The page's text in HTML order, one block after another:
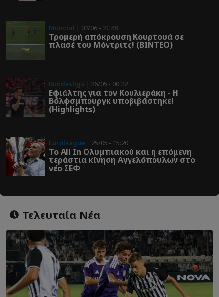
Mundial | 02/06 - 20:48
Τρομερή απόκρουση Κουρτουά σε
πλασέ του Μόντριτς! (ΒΙΝΤΕΟ)
Bundesliga | 26/05 - 00:22
Εφιάλτης για τον Κουλιεράκη - Η
Βόλφσμπουργκ υποβιβάστηκε!
(Highlights)
Euroleague | 25/05 - 15:20
Το All In Ολυμπιακού και η επόμενη
τεράστια κίνηση Αγγελόπουλων στο
νέο ΣΕΦ
Τελευταία Νέα